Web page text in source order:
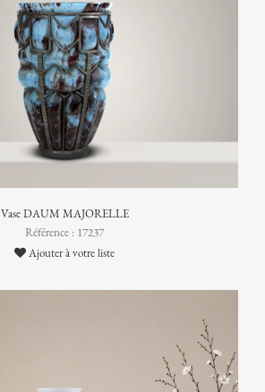
Vase DAUM MAJORELLE
Référence : 17237
Ajouter à votre liste